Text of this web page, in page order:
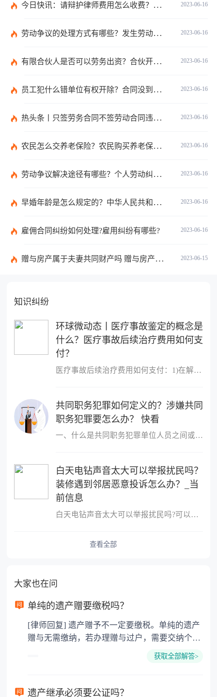
2023-06-16
今日快讯：请辩护律师费用怎么收费？律师费是先付还是后付？
2023-06-16
劳动争议的处理方式有哪些？发生劳动纠纷应该先找谁？-世界时讯
2023-06-16
有限合伙人是否可以劳务出资？合伙开公司股权如何分配？-世界微速讯
2023-06-16
员工犯什么错单位有权开除？合同没到期单位解除合同怎么赔偿？ 全球快讯
2023-06-16
热头条丨只签劳务合同不签劳动合同违法吗？劳务合同最长不得超过多久？
2023-06-16
农民怎么交养老保险？农民购买养老保险可以携带哪些证件？
2023-06-16
劳动争议解决途径有哪些？个人劳动纠纷怎样解决？|天天头条
2023-06-16
早婚年龄是怎么规定的？中华人民共和国民法典第一千零四十八条是什么？
2023-06-16
雇佣合同纠纷如何处理?雇用纠纷有哪些?
2023-06-15
赠与房产属于夫妻共同财产吗 赠与房产需要公证吗？
知识纠纷
环球微动态丨医疗事故鉴定的概念是
什么？医疗事故后续治疗费用如何支
付？
医疗事故后续治疗费用如何支付：1)在解决医疗事故赔偿时(即结案时)
共同职务犯罪如何定义的？涉嫌共同
职务犯罪要怎么办？ 快看
一、什么是共同职务犯罪单位人员之间或者单位人员与单位以外的人员
白天电钻声音太大可以举报扰民吗？
装修遇到邻居恶意投诉怎么办？_当
前信息
白天电钻声音太大可以举报扰民吗?可以举报扰民,可以向民警反映或者
查看全部
大家也在问
单纯的遗产赠要缴税吗？
[律师回复] 遗产赠予不一定要缴税。单纯的遗产
赠与无需缴纳，若办理赠与过户，需要交纳个人
所得税、契税和公证费。赠与过户是没有增值税
要缴纳公证费，具体如下： 1. 公证费：按房
获取全部解答>
遗产继承必须要公证吗？